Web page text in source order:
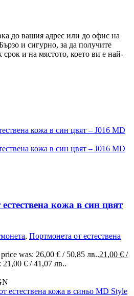
до вашия адрес или до офис на
и сигурно, за да получите
срок и на мястото, което ви е най-
кожа в син цвят
, Портмонета от естествена
was: 26,00 € / 50,85 лв..21,00 € /
21,00 € / 41,07 лв..